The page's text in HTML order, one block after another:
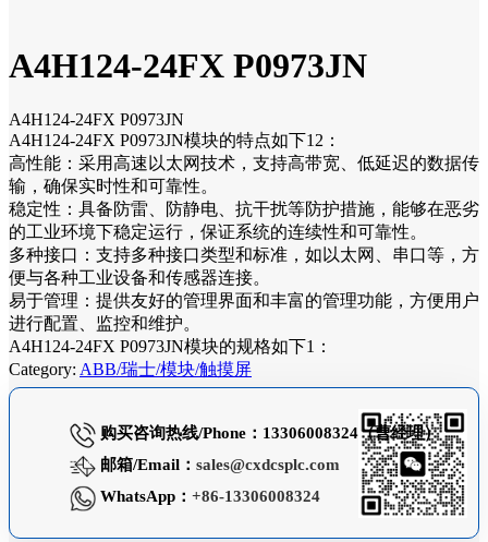
A4H124-24FX P0973JN
A4H124-24FX P0973JN
A4H124-24FX P0973JN模块的特点如下12：
高性能：采用高速以太网技术，支持高带宽、低延迟的数据传
输，确保实时性和可靠性。
稳定性：具备防雷、防静电、抗干扰等防护措施，能够在恶劣
的工业环境下稳定运行，保证系统的连续性和可靠性。
多种接口：支持多种接口类型和标准，如以太网、串口等，方
便与各种工业设备和传感器连接。
易于管理：提供友好的管理界面和丰富的管理功能，方便用户
进行配置、监控和维护。
A4H124-24FX P0973JN模块的规格如下1：
Category: ABB/瑞士/模块/触摸屏
购买咨询热线/Phone：13306008324（曹经理）
邮箱/Email： sales@cxdcsplc.com
WhatsApp： +86-13306008324